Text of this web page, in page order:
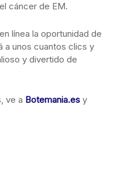
cáncer de EM.
línea la oportunidad de
a unos cuantos clics y
y divertido de
ve a Botemania.es y